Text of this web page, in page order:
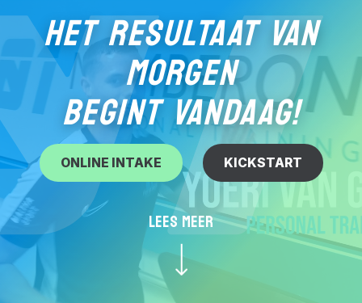
HET RESULTAAT VAN
MORGEN
BEGINT VANDAAG!
ONLINE INTAKE KICKSTART
LEES MEER